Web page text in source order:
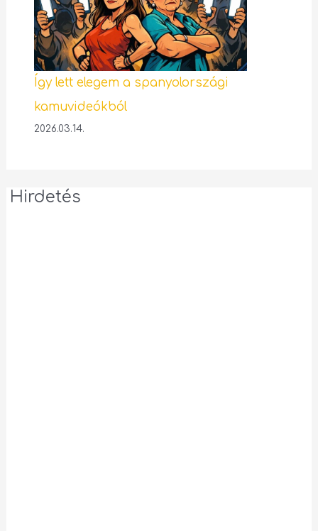
Így lett elegem a spanyolországi
kamuvideókból
2026.03.14.
Hirdetés